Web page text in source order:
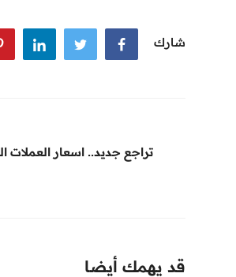
شارك
قد يهمك أيضا